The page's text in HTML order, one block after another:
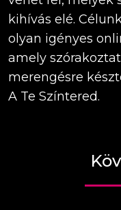
kihívás elé.
olyan igényes
amely
merengésre
A Te Színtered.